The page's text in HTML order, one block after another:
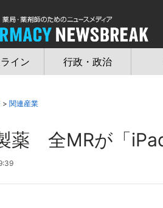
イン 行政・政治
> 関連産業
薬 全MRが「